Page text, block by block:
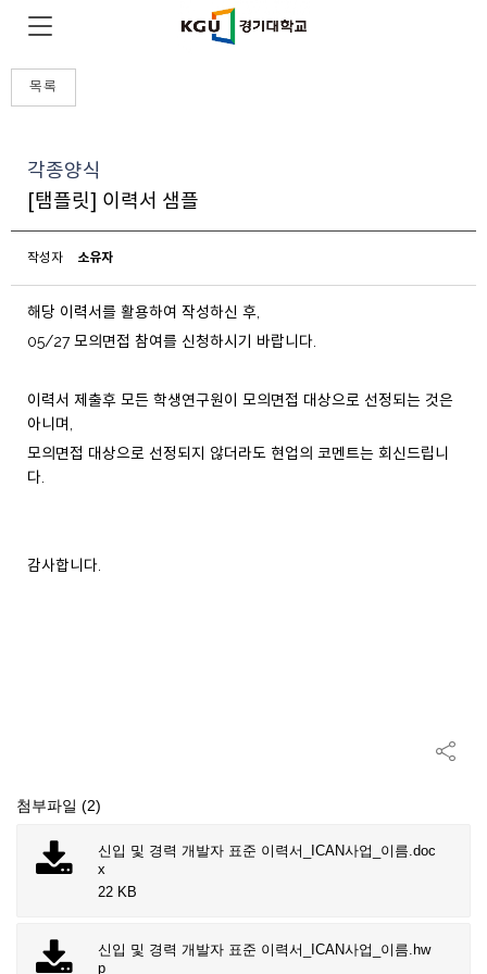
목록
각종양식
[탬플릿] 이력서 샘플
작성자 소유자
해당 이력서를 활용하여 작성하신 후,
05/27 모의면접 참여를 신청하시기 바랍니다.
이력서 제출후 모든 학생연구원이 모의면접 대상으로 선정되는 것은
아니며,
모의면접 대상으로 선정되지 않더라도 현업의 코멘트는 회신드립니
다.
감사합니다.
첨부파일 (2)
신입 및 경력 개발자 표준 이력서_ICAN사업_이름.doc
x
22 KB
신입 및 경력 개발자 표준 이력서_ICAN사업_이름.hw
p